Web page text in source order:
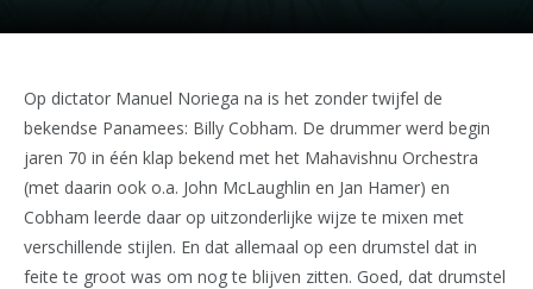
Op dictator Manuel Noriega na is het zonder twijfel de
bekendse Panamees: Billy Cobham. De drummer werd begin
jaren 70 in één klap bekend met het Mahavishnu Orchestra
(met daarin ook o.a. John McLaughlin en Jan Hamer) en
Cobham leerde daar op uitzonderlijke wijze te mixen met
verschillende stijlen. En dat allemaal op een drumstel dat in
feite te groot was om nog te blijven zitten. Goed, dat drumstel